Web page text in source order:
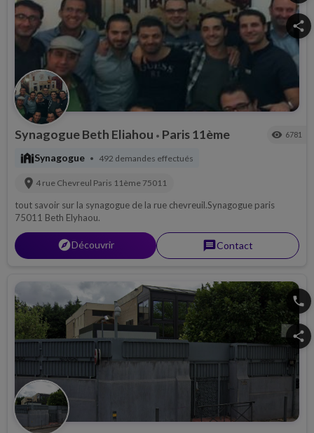
share
Synagogue Beth Eliahou • Paris 11ème visibility 6781
synagogueSynagogue • 492 demandes effectués
location_on 4 rue Chevreul Paris 11ème 75011
tout savoir sur la synagogue de la rue chevreuil.Synagogue paris
75011 Beth Elyhaou.
explorerDécouvrir messageContact
phone
share